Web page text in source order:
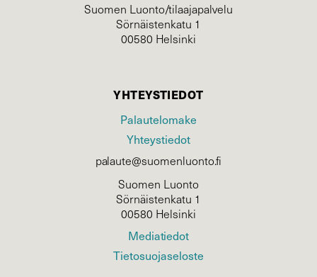
Suomen Luonto/tilaajapalvelu
Sörnäistenkatu 1
00580 Helsinki
YHTEYSTIEDOT
Palautelomake
Yhteystiedot
palaute@suomenluonto.fi
Suomen Luonto
Sörnäistenkatu 1
00580 Helsinki
Mediatiedot
Tietosuojaseloste